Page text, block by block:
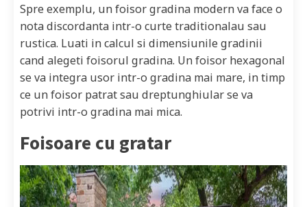
Spre exemplu, un foisor gradina modern va face o
nota discordanta intr-o curte traditionalau sau
rustica. Luati in calcul si dimensiunile gradinii
cand alegeti foisorul gradina. Un foisor hexagonal
se va integra usor intr-o gradina mai mare, in timp
ce un foisor patrat sau dreptunghiular se va
potrivi intr-o gradina mai mica.
Foisoare cu gratar